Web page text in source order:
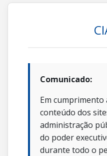
Comunicado:
Em cumprimento
conteúdo dos
administração
do poder
durante todo o